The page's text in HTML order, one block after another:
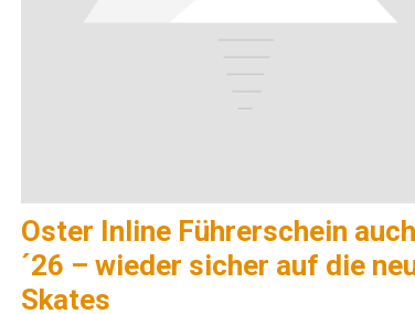
Oster Inline Führerschein auch
´26 – wieder sicher auf die
Skates